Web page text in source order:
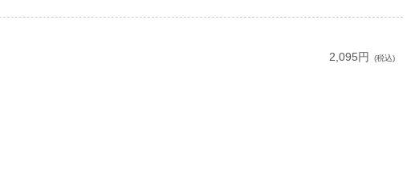
2,095円 (税込)